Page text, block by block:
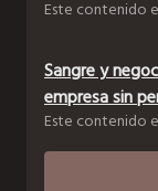
Este contenido
Sangre y
empresa sin
Este contenido